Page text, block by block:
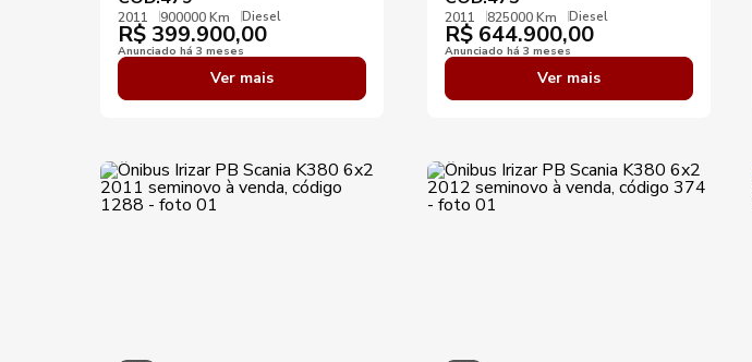
2011 900000 Km Diesel
R$ 399.900,00
Anunciado há 3 meses
Ver mais
2011 825000 Km Diesel
R$ 644.900,00
Anunciado há 3 meses
Ver mais